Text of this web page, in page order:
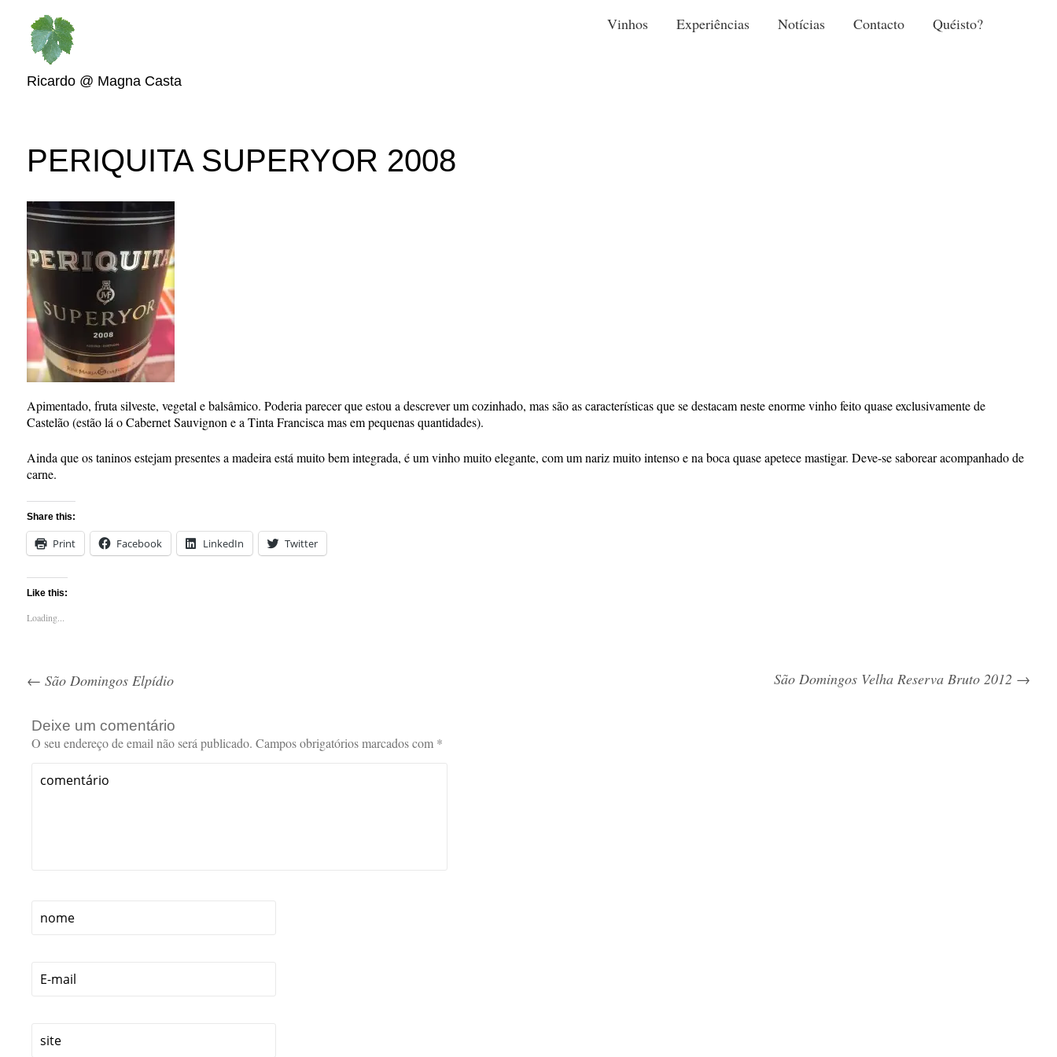
Ricardo @ Magna Casta
Vinhos Experiências Notícias Contacto Quéisto?
PERIQUITA SUPERYOR 2008
Apimentado, fruta silveste, vegetal e balsâmico. Poderia parecer que estou a descrever um cozinhado, mas são as características que se destacam neste enorme vinho feito quase exclusivamente de
Castelão (estão lá o Cabernet Sauvignon e a Tinta Francisca mas em pequenas quantidades).
Ainda que os taninos estejam presentes a madeira está muito bem integrada, é um vinho muito elegante, com um nariz muito intenso e na boca quase apetece mastigar. Deve-se saborear acompanhado de
carne.
Share this:
Print Facebook LinkedIn Twitter
Like this:
Loading...
← São Domingos Elpídio São Domingos Velha Reserva Bruto 2012 →
Deixe um comentário
O seu endereço de email não será publicado. Campos obrigatórios marcados com *